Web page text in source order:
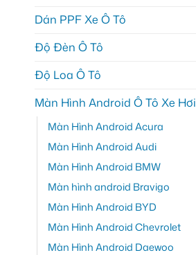
Dán PPF Xe Ô Tô
Độ Đèn Ô Tô
Độ Loa Ô Tô
Màn Hình Android Ô Tô Xe Hơi
Màn Hình Android Acura
Màn Hình Android Audi
Màn Hình Android BMW
Màn hình android Bravigo
Màn Hình Android BYD
Màn Hình Android Chevrolet
Màn Hình Android Daewoo